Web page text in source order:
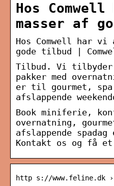
Hos
masser af
Hos Comwell har
gode tilbud |
Tilbud. Vi
pakker med
er til gourmet,
afslappende
Book miniferie,
overnatning,
afslappende
Kontakt os og få
http s://www.feline.dk ›